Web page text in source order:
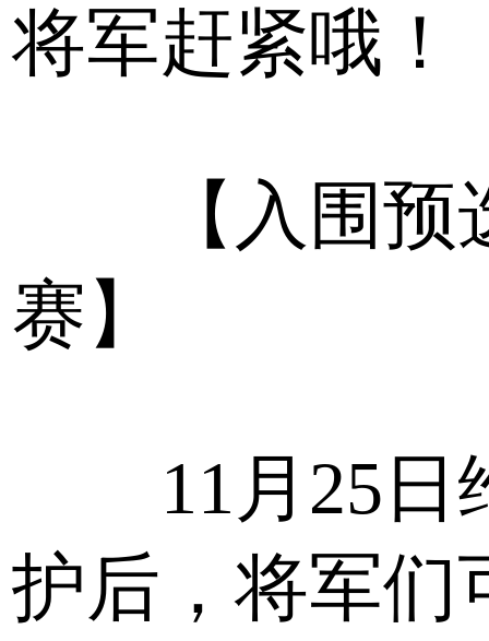
将军赶紧哦！
【入围预
赛】
11月25日
护后，将军们